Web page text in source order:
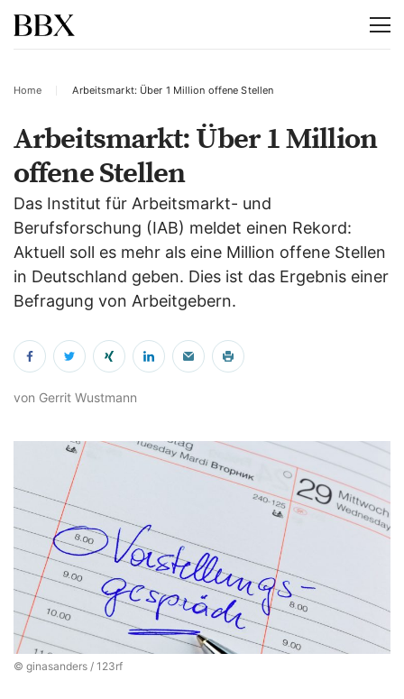
Home Arbeitsmarkt: Über 1 Million offene Stellen
Arbeitsmarkt: Über 1 Million
offene Stellen
Das Institut für Arbeitsmarkt- und
Berufsforschung (IAB) meldet einen Rekord:
Aktuell soll es mehr als eine Million offene Stellen
in Deutschland geben. Dies ist das Ergebnis einer
Befragung von Arbeitgebern.
von Gerrit Wustmann
© ginasanders / 123rf